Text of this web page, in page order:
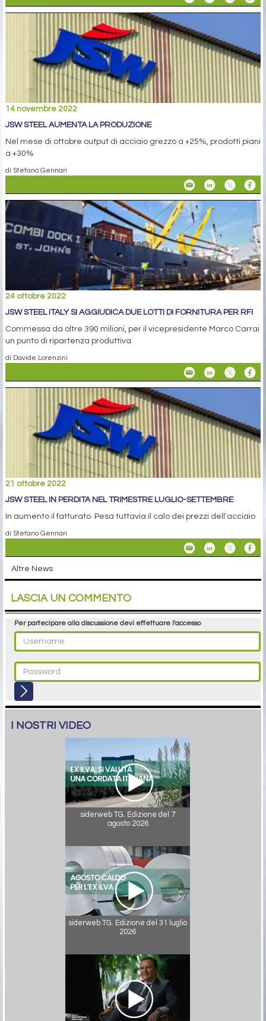
14 novembre 2022
JSW STEEL AUMENTA LA PRODUZIONE
Nel mese di ottobre output di acciaio grezzo a +25%, prodotti piani
a +30%
di Stefano Gennari
24 ottobre 2022
JSW STEEL ITALY SI AGGIUDICA DUE LOTTI DI FORNITURA PER RFI
Commessa da oltre 390 milioni, per il vicepresidente Marco Carrai
un punto di ripartenza produttiva
di Davide Lorenzini
21 ottobre 2022
JSW STEEL IN PERDITA NEL TRIMESTRE LUGLIO-SETTEMBRE
In aumento il fatturato. Pesa tuttavia il calo dei prezzi dell'acciaio
di Stefano Gennari
Altre News
LASCIA UN COMMENTO
Per partecipare alla discussione devi effettuare l'accesso
I NOSTRI VIDEO
siderweb TG. Edizione del 7
agosto 2026
siderweb TG. Edizione del 31 luglio
2026